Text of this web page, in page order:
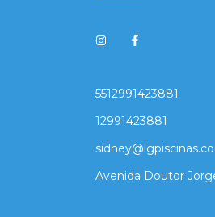
5512991423881
12991423881
Avenida Doutor